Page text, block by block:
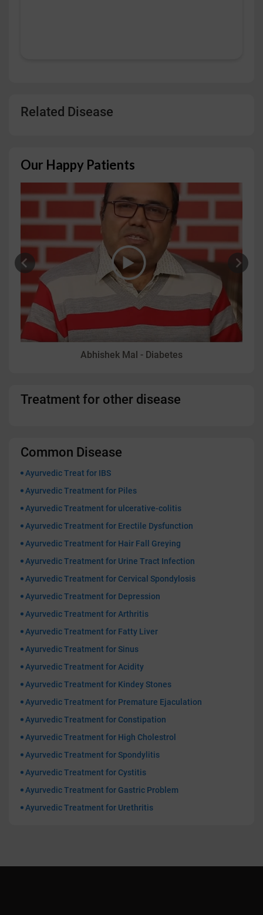
Related Disease
Our Happy Patients
Abhishek Mal - Diabetes
Treatment for other disease
Common Disease
Ayurvedic Treat for IBS
Ayurvedic Treatment for Piles
Ayurvedic Treatment for ulcerative-colitis
Ayurvedic Treatment for Erectile Dysfunction
Ayurvedic Treatment for Hair Fall Greying
Ayurvedic Treatment for Urine Tract Infection
Ayurvedic Treatment for Cervical Spondylosis
Ayurvedic Treatment for Depression
Ayurvedic Treatment for Arthritis
Ayurvedic Treatment for Fatty Liver
Ayurvedic Treatment for Sinus
Ayurvedic Treatment for Acidity
Ayurvedic Treatment for Kindey Stones
Ayurvedic Treatment for Premature Ejaculation
Ayurvedic Treatment for Constipation
Ayurvedic Treatment for High Cholestrol
Ayurvedic Treatment for Spondylitis
Ayurvedic Treatment for Cystitis
Ayurvedic Treatment for Gastric Problem
Ayurvedic Treatment for Urethritis